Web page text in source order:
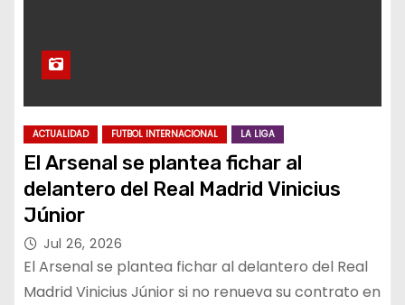
ACTUALIDAD FUTBOL INTERNACIONAL LA LIGA
El Arsenal se plantea fichar al
delantero del Real Madrid Vinicius
Júnior
Jul 26, 2026
El Arsenal se plantea fichar al delantero del Real
Madrid Vinicius Júnior si no renueva su contrato en